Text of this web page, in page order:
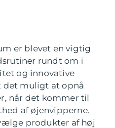
er blevet en vigtig
rundt om i
og innovative
det muligt at opnå
når det kommer til
af øjenvipperne.
produkter af høj